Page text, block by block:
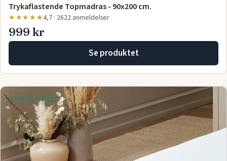
Trykaflastende Topmadras - 90x200 cm.
★★★★★4,7 · 2622 anmeldelser
999 kr
Se produktet
Gratis levering